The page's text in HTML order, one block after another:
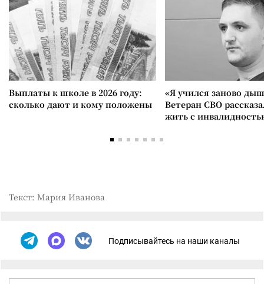
Выплаты к школе в 2026 году:
сколько дают и кому положены
«Я учился заново
Ветеран СВО
жить с
Текст: Мария Иванова
Подписывайтесь на наши каналы